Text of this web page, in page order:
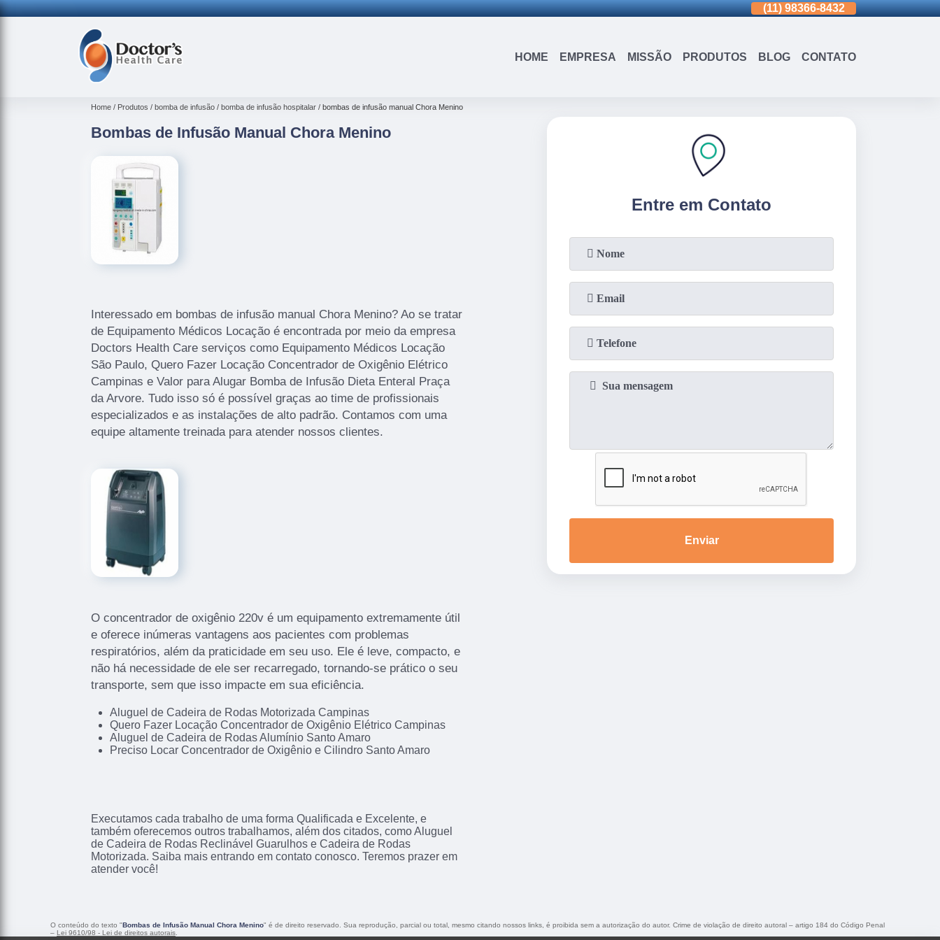
(15)3326-9334 (15)99109-3183 (11)3963-0036 (11) 98366-8432 (15)3326-9334
HOME EMPRESA MISSÃO PRODUTOS BLOG CONTATO
Home Produtos bomba de infusão bomba de infusão hospitalar bombas de infusão manual Chora Menino
Bombas de Infusão Manual Chora Menino
Interessado em bombas de infusão manual Chora Menino? Ao se tratar
de Equipamento Médicos Locação é encontrada por meio da empresa
Doctors Health Care serviços como Equipamento Médicos Locação
São Paulo, Quero Fazer Locação Concentrador de Oxigênio Elétrico
Campinas e Valor para Alugar Bomba de Infusão Dieta Enteral Praça
da Arvore. Tudo isso só é possível graças ao time de profissionais
especializados e as instalações de alto padrão. Contamos com uma
equipe altamente treinada para atender nossos clientes.
O concentrador de oxigênio 220v é um equipamento extremamente útil
e oferece inúmeras vantagens aos pacientes com problemas
respiratórios, além da praticidade em seu uso. Ele é leve, compacto, e
não há necessidade de ele ser recarregado, tornando-se prático o seu
transporte, sem que isso impacte em sua eficiência.
Aluguel de Cadeira de Rodas Motorizada Campinas
Quero Fazer Locação Concentrador de Oxigênio Elétrico Campinas
Aluguel de Cadeira de Rodas Alumínio Santo Amaro
Preciso Locar Concentrador de Oxigênio e Cilindro Santo Amaro
Executamos cada trabalho de uma forma Qualificada e Excelente, e
também oferecemos outros trabalhamos, além dos citados, como Aluguel
de Cadeira de Rodas Reclinável Guarulhos e Cadeira de Rodas
Motorizada. Saiba mais entrando em contato conosco. Teremos prazer em
atender você!
Entre em Contato
Enviar
O conteúdo do texto "Bombas de Infusão Manual Chora Menino" é de direito reservado. Sua reprodução, parcial ou total, mesmo citando nossos links, é proibida sem a autorização do autor. Crime de violação de direito autoral – artigo 184 do Código Penal
– Lei 9610/98 - Lei de direitos autorais